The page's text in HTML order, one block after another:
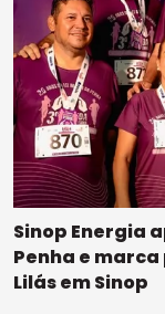
Sinop Energia
Penha e
Lilás em Sinop